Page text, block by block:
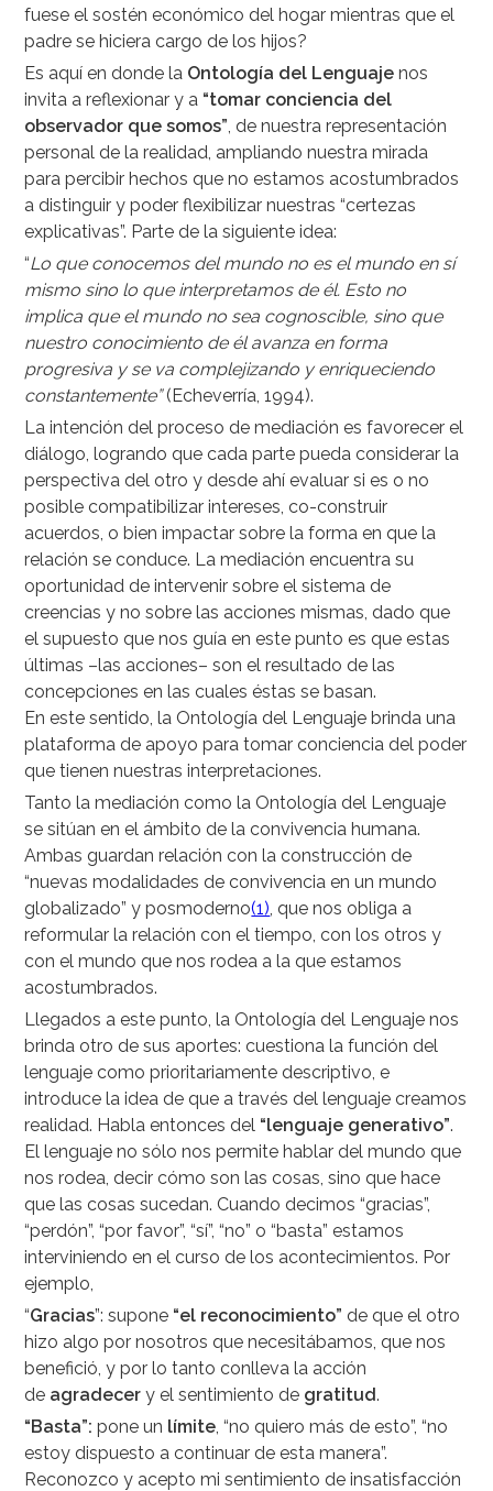
fuese el sostén económico del hogar mientras que el
padre se hiciera cargo de los hijos?
Es aquí en donde la Ontología del Lenguaje nos
invita a reflexionar y a “tomar conciencia del
observador que somos”, de nuestra representación
personal de la realidad, ampliando nuestra mirada
para percibir hechos que no estamos acostumbrados
a distinguir y poder flexibilizar nuestras “certezas
explicativas”. Parte de la siguiente idea:
“Lo que conocemos del mundo no es el mundo en sí
mismo sino lo que interpretamos de él. Esto no
implica que el mundo no sea cognoscible, sino que
nuestro conocimiento de él avanza en forma
progresiva y se va complejizando y enriqueciendo
constantemente”(Echeverría, 1994).
La intención del proceso de mediación es favorecer el
diálogo, logrando que cada parte pueda considerar la
perspectiva del otro y desde ahí evaluar si es o no
posible compatibilizar intereses, co-construir
acuerdos, o bien impactar sobre la forma en que la
relación se conduce. La mediación encuentra su
oportunidad de intervenir sobre el sistema de
creencias y no sobre las acciones mismas, dado que
el supuesto que nos guía en este punto es que estas
últimas –las acciones– son el resultado de las
concepciones en las cuales éstas se basan.
En este sentido, la Ontología del Lenguaje brinda una
plataforma de apoyo para tomar conciencia del poder
que tienen nuestras interpretaciones.
Tanto la mediación como la Ontología del Lenguaje
se sitúan en el ámbito de la convivencia humana.
Ambas guardan relación con la construcción de
“nuevas modalidades de convivencia en un mundo
globalizado” y posmoderno(1), que nos obliga a
reformular la relación con el tiempo, con los otros y
con el mundo que nos rodea a la que estamos
acostumbrados.
Llegados a este punto, la Ontología del Lenguaje nos
brinda otro de sus aportes: cuestiona la función del
lenguaje como prioritariamente descriptivo, e
introduce la idea de que a través del lenguaje creamos
realidad. Habla entonces del “lenguaje generativo”.
El lenguaje no sólo nos permite hablar del mundo que
nos rodea, decir cómo son las cosas, sino que hace
que las cosas sucedan. Cuando decimos “gracias”,
“perdón”, “por favor”, “sí”, “no” o “basta” estamos
interviniendo en el curso de los acontecimientos. Por
ejemplo,
“Gracias”: supone “el reconocimiento”de que el otro
hizo algo por nosotros que necesitábamos, que nos
benefició, y por lo tanto conlleva la acción
de agradecery el sentimiento de gratitud.
“Basta”:pone un límite, “no quiero más de esto”, “no
estoy dispuesto a continuar de esta manera”.
Reconozco y acepto mi sentimiento de insatisfacción